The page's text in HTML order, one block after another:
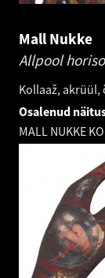
Mall Nukke
Allpool
Kollaaž, akrüül,
Osalenud
MALL NUKKE